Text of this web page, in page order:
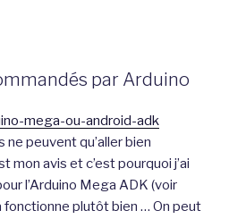
par Arduino
ne peuvent qu’aller bien
mon avis et c’est pourquoi j’ai
l’Arduino Mega ADK (voir
plutôt bien … On peut